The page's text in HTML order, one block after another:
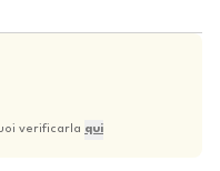
verificarla qui